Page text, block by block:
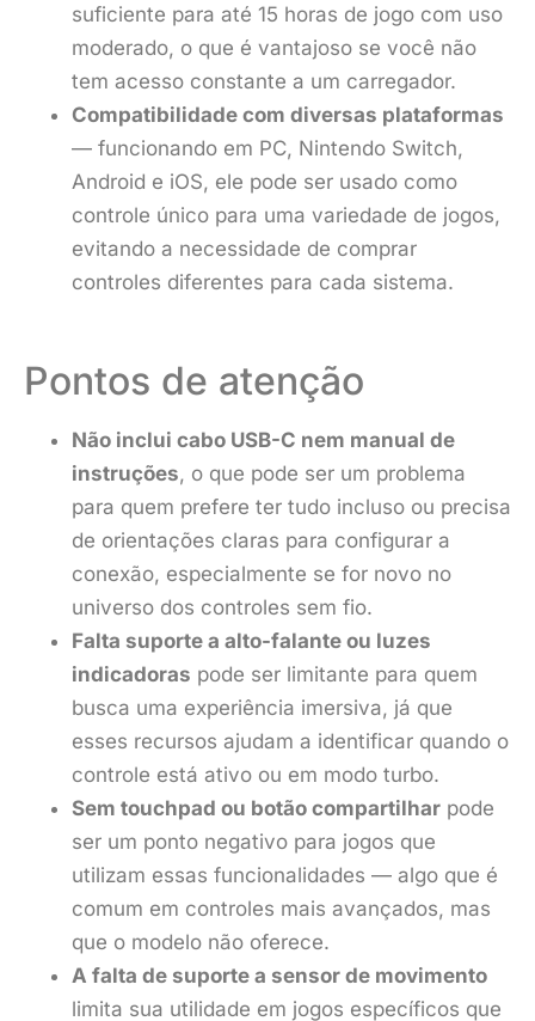
suficiente para até 15 horas de jogo com uso
moderado, o que é vantajoso se você não
tem acesso constante a um carregador.
Compatibilidade com diversas plataformas
— funcionando em PC, Nintendo Switch,
Android e iOS, ele pode ser usado como
controle único para uma variedade de jogos,
evitando a necessidade de comprar
controles diferentes para cada sistema.
Pontos de atenção
Não inclui cabo USB-C nem manual de
instruções, o que pode ser um problema
para quem prefere ter tudo incluso ou precisa
de orientações claras para configurar a
conexão, especialmente se for novo no
universo dos controles sem fio.
Falta suporte a alto-falante ou luzes
indicadoras pode ser limitante para quem
busca uma experiência imersiva, já que
esses recursos ajudam a identificar quando o
controle está ativo ou em modo turbo.
Sem touchpad ou botão compartilhar pode
ser um ponto negativo para jogos que
utilizam essas funcionalidades — algo que é
comum em controles mais avançados, mas
que o modelo não oferece.
A falta de suporte a sensor de movimento
limita sua utilidade em jogos específicos que